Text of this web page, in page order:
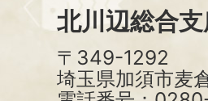
北川辺総合
〒349-1292
埼玉県加須市麦